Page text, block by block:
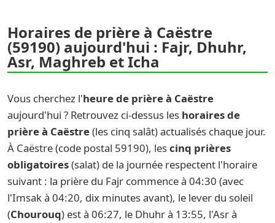
Horaires de prière à Caëstre
(59190) aujourd'hui : Fajr, Dhuhr,
Asr, Maghreb et Icha
Vous cherchez l'heure de prière à Caëstre
aujourd'hui ? Retrouvez ci-dessus les horaires de
prière à Caëstre(les cinq salât) actualisés chaque jour.
À Caëstre (code postal 59190), lescinq prières
obligatoires(salat) de la journée respectent l'horaire
suivant : la prière du Fajr commence à 04:30 (avec
l'Imsak à 04:20, dix minutes avant), le lever du soleil
(Chourouq) est à 06:27, le Dhuhr à 13:55, l'Asr à